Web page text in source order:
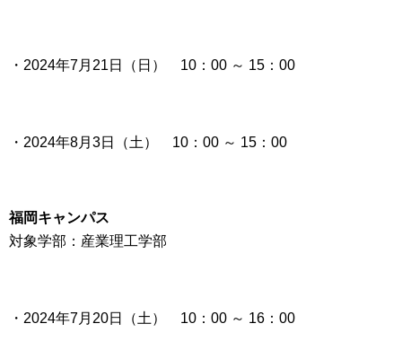
・ 2024年7月21日（日） 10：00 ～ 15：00
・ 2024年8月3日（土） 10：00 ～ 15：00
福岡キャンパス
対象学部：産業理工学部
・ 2024年7月20日（土） 10：00 ～ 16：00